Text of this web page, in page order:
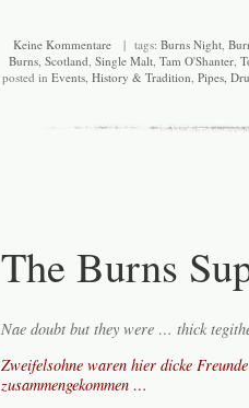
Keine Kommentare | tags: Burns Night,
Burns, Scotland, Single Malt, Tam O'Shanter,
posted in Events, History & Tradition, Pipes,
The Burns
Nae doubt but they were … thick
Zweifelsohne waren hier dicke Freunde
zusammengekommen …